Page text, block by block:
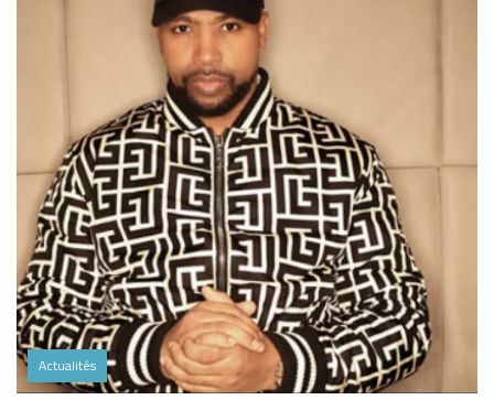
Actualités